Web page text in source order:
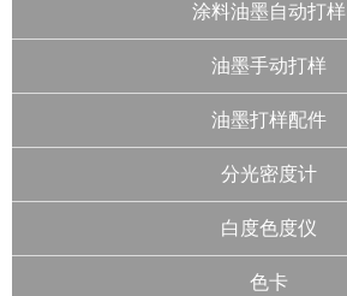
涂料油墨自动打样
油墨手动打样
油墨打样配件
分光密度计
白度色度仪
色卡